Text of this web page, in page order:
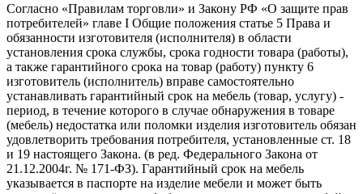
Согласно «Правилам торговли» и Закону РФ «О защите прав
потребителей» главе I Общие положения статье 5 Права и
обязанности изготовителя (исполнителя) в области
установления срока службы, срока годности товара (работы),
а также гарантийного срока на товар (работу) пункту 6
изготовитель (исполнитель) вправе самостоятельно
устанавливать гарантийный срок на мебель (товар, услугу) -
период, в течение которого в случае обнаружения в товаре
(мебель) недостатка или поломки изделия изготовитель обязан
удовлетворить требования потребителя, установленные ст. 18
и 19 настоящего Закона. (в ред. Федерального Закона от
21.12.2004г. № 171-ФЗ). Гарантийный срок на мебель
указывается в паспорте на изделие мебели и может быть